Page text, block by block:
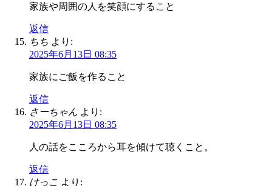
家族や周囲の人を笑顔にすること
返信
ちち より:
2025年6月13日 08:35
家族にご飯を作ること
返信
さーちゃん より:
2025年6月13日 08:35
人の話をこころから耳を傾けて聴くこと。
返信
けっこ より: